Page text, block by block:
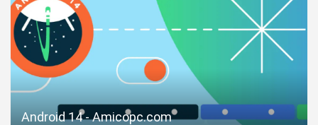
Android 14 - Amicopc.com